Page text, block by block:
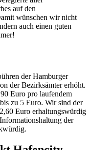
auf den
wünschen wir nicht
auch einen guten
der Hamburger
der Bezirksämter erhöht.
Euro pro laufendem
zu 5 Euro. Wir sind der
Euro erhaltungswürdig
der